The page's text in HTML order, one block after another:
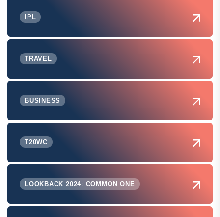
IPL
TRAVEL
BUSINESS
T20WC
LOOKBACK 2024: COMMON ONE